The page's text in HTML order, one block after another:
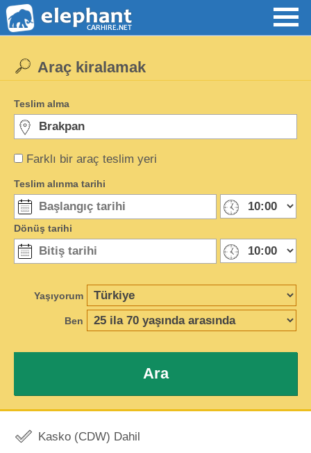
Farklı bir araç teslim yeri
Araç kiralamak
Teslim alma
Teslim alınma tarihi
Dönüş tarihi
Yaşıyorum
Ben
Ara
Kasko (CDW) Dahil